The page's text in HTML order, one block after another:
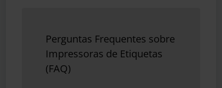
Perguntas Frequentes sobre
Impressoras de Etiquetas
(FAQ)